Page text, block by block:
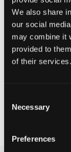
We also share
our social
may combine it
provided to
of their services.
Selection
Necessary
Preferences
Wahrgenommene
Klein
Schnelle lieferung